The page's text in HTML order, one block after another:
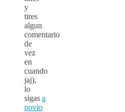
y
tires
algun
comentario
de
vez
en
cuando
jaj),
lo
sigas a
novio